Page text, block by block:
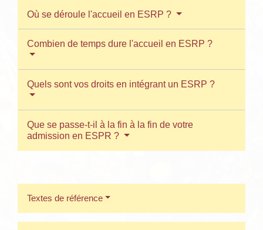
Où se déroule l'accueil en ESRP ?
Combien de temps dure l'accueil en ESRP ?
Quels sont vos droits en intégrant un ESRP ?
Que se passe-t-il à la fin à la fin de votre
admission en ESPR ?
Textes de référence